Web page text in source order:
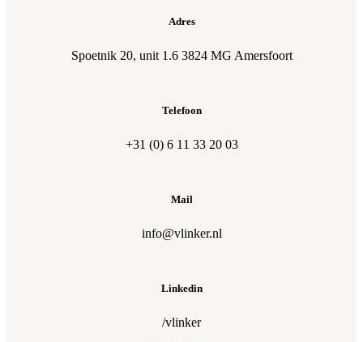
Adres
Spoetnik 20, unit 1.6 3824 MG Amersfoort
Telefoon
‭+31 (0) 6 11 33 20 03
Mail
info@vlinker.nl
Linkedin
/vlinker